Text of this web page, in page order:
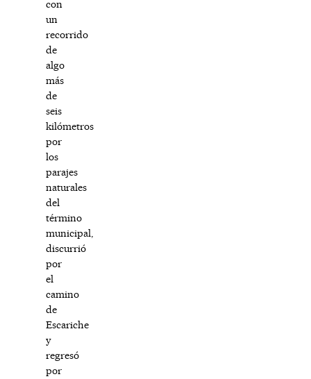
con
un
recorrido
de
algo
más
de
seis
kilómetros
por
los
parajes
naturales
del
término
municipal,
discurrió
por
el
camino
de
Escariche
y
regresó
por